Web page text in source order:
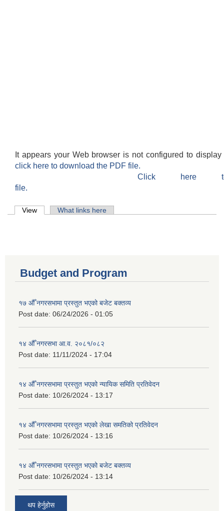
It appears your Web browser is not configured to
click here to download the PDF file.
Click here
file.
Primary tabs
View (active tab)What links here
Budget and Program
१७ औँ नगरसभामा प्रस्तुत भएको बजेट बक्तव्य
Post date: 06/24/2026 - 01:05
१४ औँ नगरसभा आ.व. २०८१/०८२
Post date: 11/11/2024 - 17:04
१४ औँ नगरसभामा प्रस्तुत भएको न्यायिक समिति प्रतिवेदन
Post date: 10/26/2024 - 13:17
१४ औँ नगरसभामा प्रस्तुत भएको लेखा समतिको प्रतिवेदन
Post date: 10/26/2024 - 13:16
१४ औँ नगरसभामा प्रस्तुत भएको बजेट बक्तव्य
Post date: 10/26/2024 - 13:14
थप हेर्नुहोस